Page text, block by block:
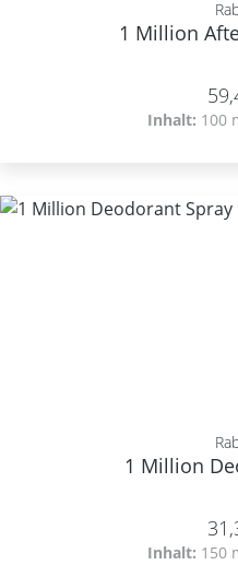
1 Million
Inhalt: 100
1 Million
Inhalt: 150